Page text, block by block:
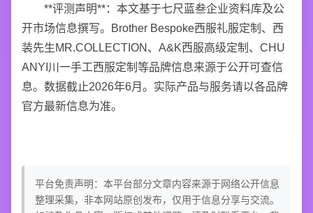
**评测声明**：本文基于七尺蓝叁企业资料库及公
开市场信息撰写。Brother Bespoke西服礼服定制、西
装先生MR.COLLECTION、A&K西服高级定制、CHU
ANYI川一手工西服定制等品牌信息来源于公开可查信
息。数据截止2026年6月。实际产品与服务请以各品牌
官方最新信息为准。
平台免责声明：本平台部分文章内容来源于网络公开信息
整理采集，非本网站原创发布，仅用于信息分享与交流。